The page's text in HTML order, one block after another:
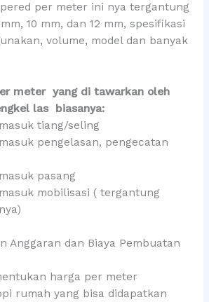
per meter ini nya tergantung
10 mm, dan 12 mm, spesifikasi
volume, model dan banyak
meter yang di tawarkan oleh
las biasanya:
tiang/seling
pengelasan, pengecatan
pasang
mobilisasi ( tergantung
Anggaran dan Biaya Pembuatan
harga per meter
rumah yang bisa didapatkan